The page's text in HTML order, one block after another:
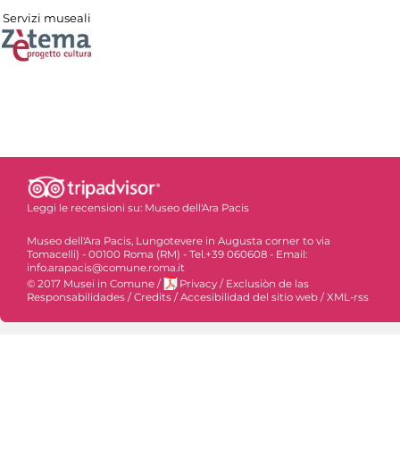
Servizi museali
Leggi le recensioni su: Museo dell'Ara Pacis
Museo dell'Ara Pacis, Lungotevere in Augusta corner to via
Tomacelli) - 00100 Roma (RM) - Tel.+39 060608 - Email:
info.arapacis@comune.roma.it
© 2017 Musei in Comune / Privacy / Exclusiòn de las
Responsabilidades / Credits / Accesibilidad del sitio web / XML-rss